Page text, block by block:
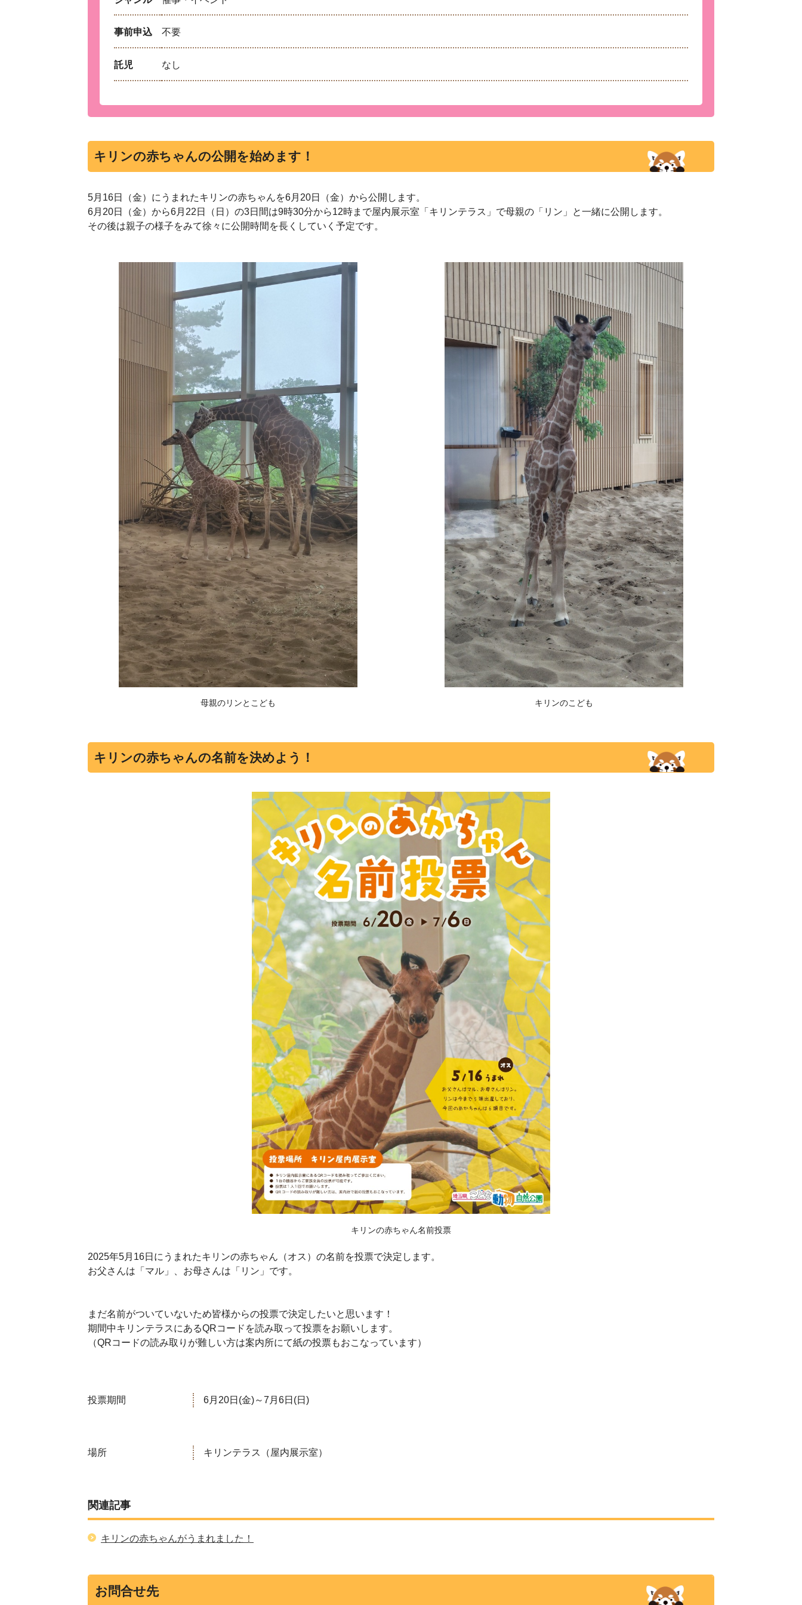
事前申込 不要
託児 なし
キリンの赤ちゃんの公開を始めます！
5月 16日（金）にうまれたキリンの赤ちゃんを6月 20日（金）から公開します。
6月 20日（金）から6月 22 日（日）の3日間は9時30分から12時まで屋内展示室「キリンテラス」で母親の「リン」と一緒に公開します。
その後は親子の様子をみて徐々に公開時間を長くしていく予定です。
母親のリンとこども キリンのこども
キリンの赤ちゃんの名前を決めよう！
キリンの赤ちゃん名前投票
2025年5月16日にうまれたキリンの赤ちゃん（オス）の名前を投票で決定します。
お父さんは「マル」、お母さんは「リン」です。
まだ名前がついていないため皆様からの投票で決定したいと思います！
期間中キリンテラスにあるQRコードを読み取って投票をお願いします。
（QRコードの読み取りが難しい方は案内所にて紙の投票もおこなっています）
投票期間 6月20日(金)～7月6日(日)
場所 キリンテラス（屋内展示室）
関連記事
キリンの赤ちゃんがうまれました！
お問合せ先